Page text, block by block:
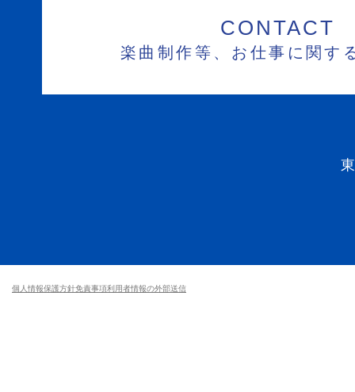
CONTACT
楽曲制作等、お仕事に関す
個人情報保護方針免責事項利用者情報の外部送信